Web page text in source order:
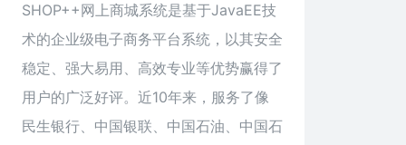
SHOP++网上商城系统是基于JavaEE技
术的企业级电子商务平台系统，以其安全
稳定、强大易用、高效专业等优势赢得了
用户的广泛好评。近10年来，服务了像
民生银行、中国银联、中国石油、中国石